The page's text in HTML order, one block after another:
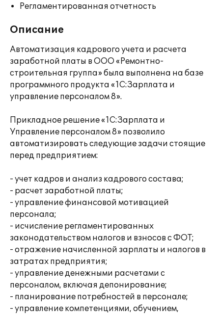
Регламентированная отчетность
Описание
Автоматизация кадрового учета и расчета
заработной платы в ООО «Ремонтно-
строительная группа» была выполнена на базе
программного продукта «1С:Зарплата и
управление персоналом 8».
Прикладное решение «1С:Зарплата и
Управление персоналом 8» позволило
автоматизировать следующие задачи стоящие
перед предприятием:
- учет кадров и анализ кадрового состава;
- расчет заработной платы;
- управление финансовой мотивацией
персонала;
- исчисление регламентированных
законодательством налогов и взносов с ФОТ;
- отражение начисленной зарплаты и налогов в
затратах предприятия;
- управление денежными расчетами с
персоналом, включая депонирование;
- планирование потребностей в персонале;
- управление компетенциями, обучением,